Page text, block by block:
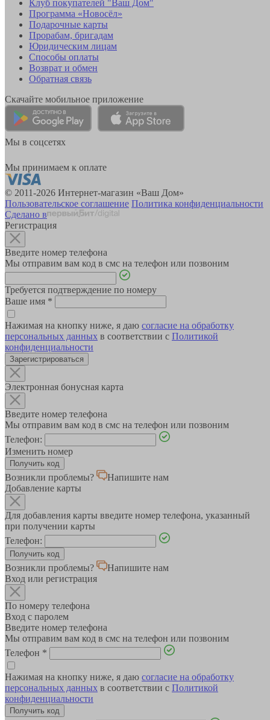
Клуб покупателей "Ваш Дом"
Программа «Новосёл»
Подарочные карты
Прорабам, бригадам
Юридическим лицам
Способы оплаты
Возврат и обмен
Обратная связь
Скачайте мобильное приложение
Мы в соцсетях
Мы принимаем к оплате
© 2011-2026 Интернет-магазин «Ваш Дом»
Пользовательское соглашение Политика конфиденциальности
Сделано в
Регистрация
Введите номер телефона
Мы отправим вам код в смс на телефон или позвоним
Требуется подтверждение по номеру
Ваше имя *
Нажимая на кнопку ниже, я даю согласие на обработку
персональных данных в соответствии с Политикой
конфиденциальности
Зарегистрироваться
Электронная бонусная карта
Введите номер телефона
Мы отправим вам код в смс на телефон или позвоним
Телефон:
Изменить номер
Возникли проблемы?
Напишите нам
Добавление карты
Для добавления карты введите номер телефона, указанный
при получении карты
Телефон:
Возникли проблемы?
Напишите нам
Вход или регистрация
По номеру телефона
Вход с паролем
Введите номер телефона
Мы отправим вам код в смс на телефон или позвоним
Телефон *
Нажимая на кнопку ниже, я даю согласие на обработку
персональных данных в соответствии с Политикой
конфиденциальности